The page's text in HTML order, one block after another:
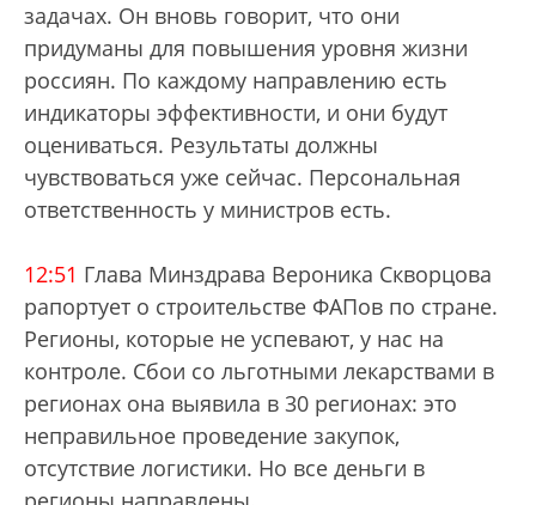
задачах. Он вновь говорит, что они
придуманы для повышения уровня жизни
россиян. По каждому направлению есть
индикаторы эффективности, и они будут
оцениваться. Результаты должны
чувствоваться уже сейчас. Персональная
ответственность у министров есть.
12:51 Глава Минздрава Вероника Скворцова
рапортует о строительстве ФАПов по стране.
Регионы, которые не успевают, у нас на
контроле. Сбои со льготными лекарствами в
регионах она выявила в 30 регионах: это
неправильное проведение закупок,
отсутствие логистики. Но все деньги в